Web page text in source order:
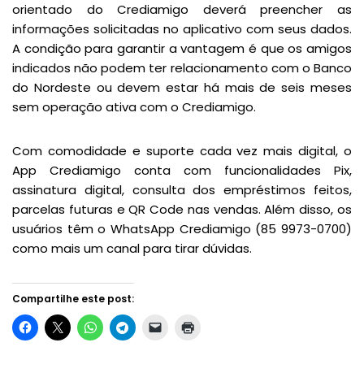
orientado do Crediamigo deverá preencher as
informações solicitadas no aplicativo com seus dados.
A condição para garantir a vantagem é que os amigos
indicados não podem ter relacionamento com o Banco
do Nordeste ou devem estar há mais de seis meses
sem operação ativa com o Crediamigo.
Com comodidade e suporte cada vez mais digital, o
App Crediamigo conta com funcionalidades Pix,
assinatura digital, consulta dos empréstimos feitos,
parcelas futuras e QR Code nas vendas. Além disso, os
usuários têm o WhatsApp Crediamigo (85 9973-0700)
como mais um canal para tirar dúvidas.
Compartilhe este post: